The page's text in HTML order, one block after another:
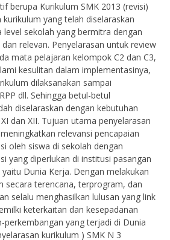
berupa Kurikulum SMK 2013 (revisi)
yang telah diselaraskan
level sekolah yang bermitra dengan
relevan. Penyelarasan untuk review
mata pelajaran kelompok C2 dan C3,
kesulitan dalam implementasinya,
dilaksanakan sampai
dll. Sehingga betul-betul
diselaraskan dengan kebutuhan
dan XII. Tujuan utama penyelarasan
relevansi pencapaian
oleh siswa di sekolah dengan
yang diperlukan di institusi pasangan
Dunia Kerja. Dengan melakukan
secara terencana, terprogram, dan
selalu menghasilkan lulusan yang link
keterkaitan dan kesepadanan
perkembangan yang terjadi di Dunia
kurikulum ) SMK N 3